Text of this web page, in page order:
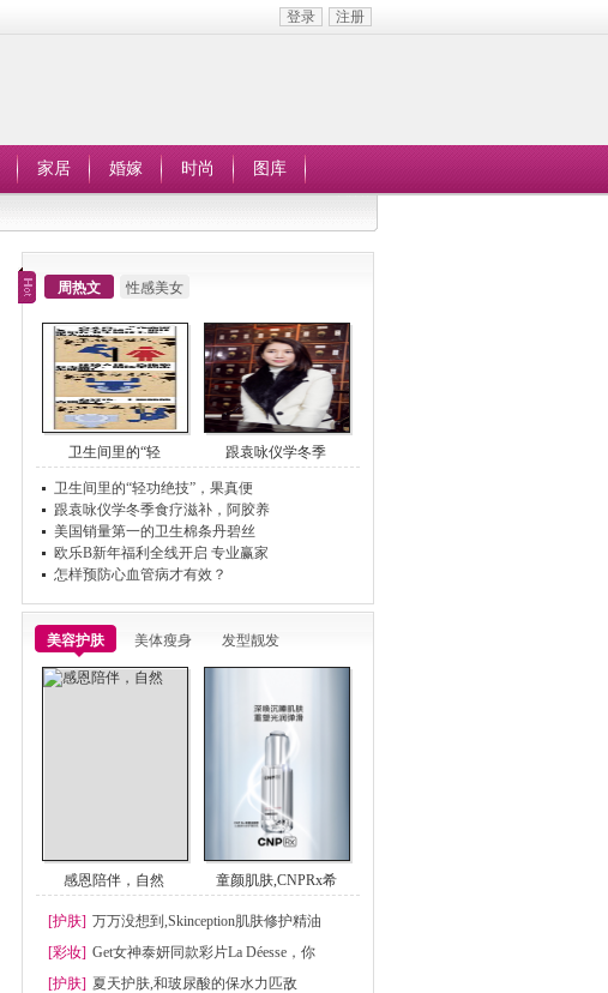
登录 注册
家居 婚嫁 时尚 图库
周热文 性感美女
卫生间里的“轻 跟袁咏仪学冬季
卫生间里的“轻功绝技”，果真便
跟袁咏仪学冬季食疗滋补，阿胶养
美国销量第一的卫生棉条丹碧丝
欧乐B新年福利全线开启 专业赢家
怎样预防心血管病才有效？
美容护肤 美体瘦身 发型靓发
感恩陪伴，自然 童颜肌肤,CNPRx希
[护肤] 万万没想到,Skinception肌肤修护精油
[彩妆] Get女神泰妍同款彩片La Déesse，你
[护肤] 夏天护肤,和玻尿酸的保水力匹敌